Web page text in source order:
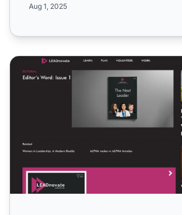
Aug 1, 2025
Programme d'affiliation Leadnovate